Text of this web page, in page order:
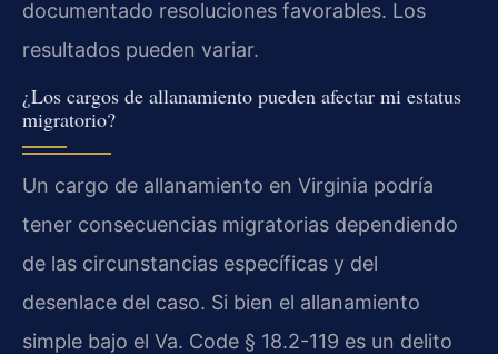
documentado resoluciones favorables. Los
resultados pueden variar.
¿Los cargos de allanamiento pueden afectar mi estatus
migratorio?
Un cargo de allanamiento en Virginia podría
tener consecuencias migratorias dependiendo
de las circunstancias específicas y del
desenlace del caso. Si bien el allanamiento
simple bajo el Va. Code § 18.2-119 es un delito